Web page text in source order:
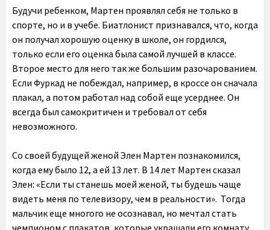
Будучи ребенком, Мартен проявлял себя не только в
спорте, но и в учебе. Биатлонист признавался, что, когда
он получал хорошую оценку в школе, он гордился,
только если его оценка была самой лучшей в классе.
Второе место для него так же большим разочарованием.
Если Фуркад не побеждал, например, в кроссе он сначала
плакал, а потом работал над собой еще усерднее. Он
всегда был самокритичен и требовал от себя
невозможного.
Со своей будущей женой Элен Мартен познакомился,
когда ему было 12, а ей 13 лет. В 14 лет Мартен сказал
Элен: «Если ты станешь моей женой, ты будешь чаще
видеть меня по телевизору, чем в реальности». Тогда
мальчик еще многого не осознавал, но мечтал стать
чемпионом с плакатов, которые украшали его комнату.